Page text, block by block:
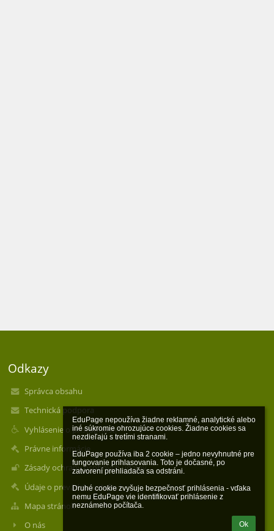
EduPage nepoužíva žiadne reklamné, analytické alebo
iné súkromie ohrozujúce cookies. Žiadne cookies sa
nezdieľajú s tretími stranami.
EduPage používa iba 2 cookie – jedno nevyhnutné pre
fungovanie prihlasovania. Toto je dočasné, po
zatvorení prehliadača sa odstráni.
Druhé cookie zvyšuje bezpečnosť prihlásenia - vďaka
nemu EduPage vie identifikovať prihlásenie z
neznámeho počítača.
Ok
Odkazy
Správca obsahu
Technická podpora
Vyhlásenie o prístupnosti
Právne informácie
Zásady ochrany osobných údajov
Údaje o prevádzkovateľovi
Mapa stránok
O nás